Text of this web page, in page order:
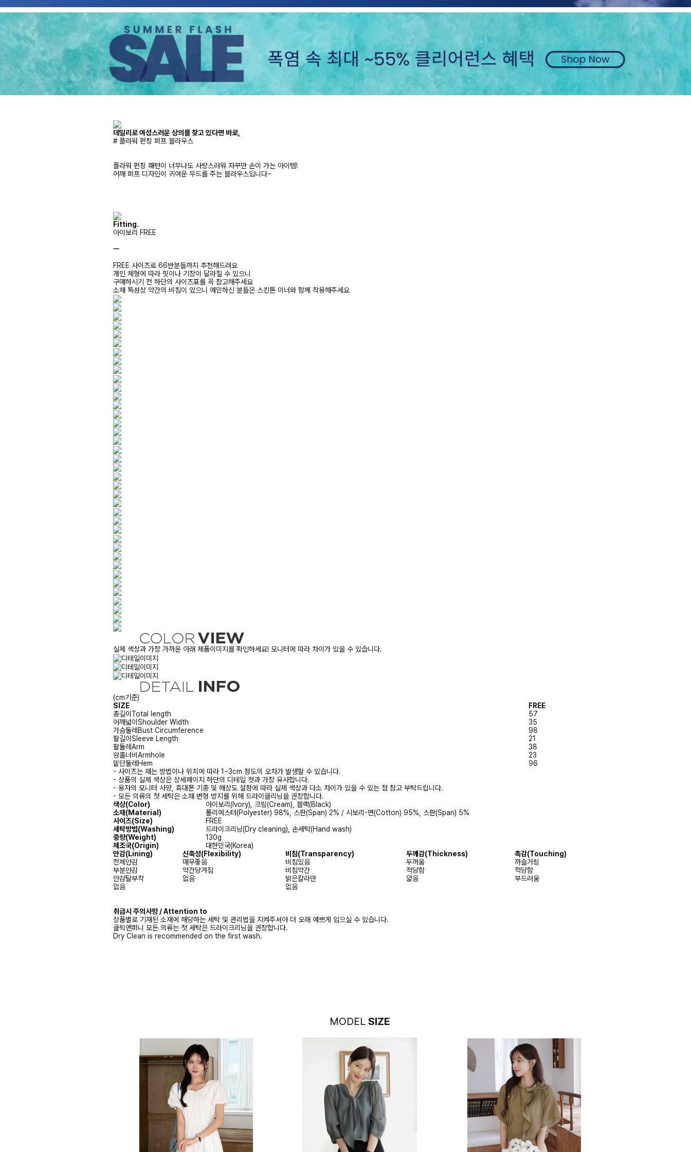
데일리로 여성스러운 상의를 찾고 있다면 바로,
# 플라워 펀칭 퍼프 블라우스
플라워 펀칭 패턴이 너무나도 사랑스러워 자꾸만 손이 가는 아이템!
어깨 퍼프 디자인이 귀여운 무드를 주는 블라우스입니다~
Fitting.
아이보리 FREE
ㅡ
FREE 사이즈로 66반분들까지 추천해드려요
개인 체형에 따라 핏이나 기장이 달라질 수 있으니
구매하시기 전 하단의 사이즈표를 꼭 참고해주세요
소재 특성상 약간의 비침이 있으니 예민하신 분들은 스킨톤 이너와 함께 착용해주세요
실제 색상과 가장 가까운 아래 제품이미지를 확인하세요! 모니터에 따라 차이가 있을 수 있습니다.
(cm기준)
SIZE
FREE
총길이 Total length
57
어깨넓이 Shoulder Width
35
가슴둘레 Bust Circumference
98
팔길이 Sleeve Length
21
팔둘레Arm
38
암홀너비 Armhole
23
밑단둘레 Hem
96
- 사이즈는 재는 방법이나 위치에 따라 1~3cm 정도의 오차가 발생할 수 있습니다.
- 상품의 실제 색상은 상세페이지 하단의 디테일 컷과 가장 유사합니다.
- 용자의 모니터 사양, 휴대폰 기종 및 해상도 설정에 따라 실제 색상과 다소 차이가 있을 수 있는 점 참고 부탁드립니다.
- 모든 의류의 첫 세탁은 소재 변형 방지를 위해 드라이클리닝을 권장합니다.
색상(Color)
아이보리(Ivory), 크림(Cream), 블랙(Black)
소재(Material)
폴리에스터(Polyester) 98%, 스판(Span) 2% / 시보리-면(Cotton) 95%, 스판(Span) 5%
사이즈(Size)
FREE
세탁방법(Washing)
드라이크리닝(Dry cleaning), 손세탁(Hand wash)
중량(Weight)
130g
제조국(Origin)
대한민국(Korea)
안감(Lining) 신축성(Flexibility) 비침(Transparency) 두께감(Thickness) 촉감(Touching)
전체안감
매우좋음 비침있음 두꺼움
까슬거림
부분안감
약간당겨짐 비침약간 적당함
적당함
안감탈부착
없음 밝은칼라만 얇음
부드러움
없음
없음
취급시 주의사항 / Attention to
상품별로 기재된 소재에 해당하는 세탁 및 관리법을 지켜주셔야 더 오래 예쁘게 입으실 수 있습니다.
클릭앤퍼니 모든 의류는 첫 세탁은 드라이크리닝을 권장합니다.
Dry Clean is recommended on the first wash.
MODEL SIZE